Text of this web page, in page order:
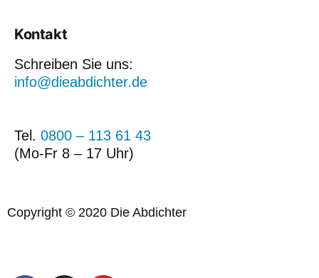
Kontakt
Schreiben Sie uns:
info@dieabdichter.de
Tel. 0800 – 113 61 43
(Mo-Fr 8 – 17 Uhr)
Copyright © 2020 Die Abdichter